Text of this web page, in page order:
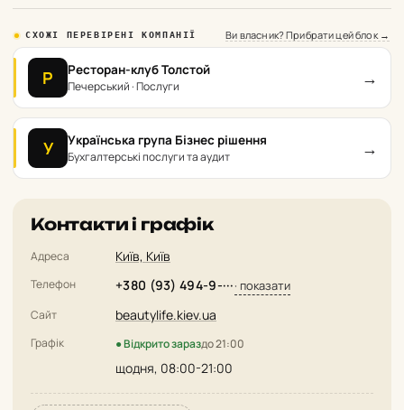
СХОЖІ ПЕРЕВІРЕНІ КОМПАНІЇ Ви власник? Прибрати цей блок →
Р Ресторан-клуб Толстой
Печерський · Послуги →
У Українська група Бізнес рішення
Бухгалтерські послуги та аудит →
Контакти і графік
Адреса Київ, Київ
Телефон +380 (93) 494-9-···· показати
Сайт beautylife.kiev.ua
Графік ● Відкрито зараздо 21:00
щодня, 08:00-21:00